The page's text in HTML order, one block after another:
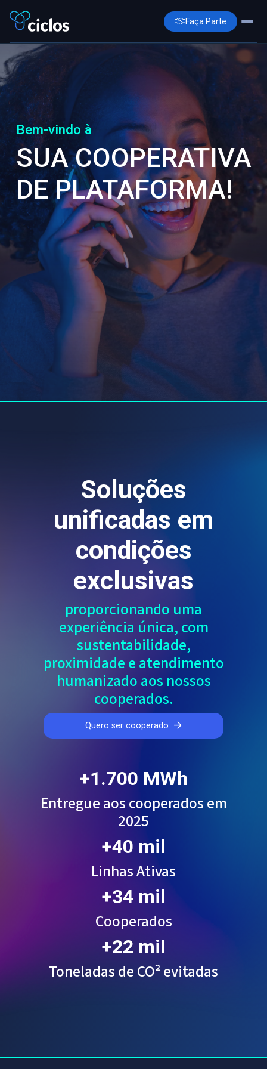
Início
AGO 2026
Documentos
Dúvidas Frequentes
Contatos
Fale Conosco via WhatsApp
Login
Bem-vindo à
SUA COOPERATIVA
DE PLATAFORMA!
Soluções
unificadas em
condições
exclusivas
proporcionando uma
experiência única, com
sustentabilidade,
proximidade e atendimento
humanizado aos nossos
cooperados.
Quero ser cooperado
+1.700 MWh
Entregue aos cooperados em
2025
+40 mil
Linhas Ativas
+34 mil
Cooperados
+22 mil
Toneladas de CO² evitadas